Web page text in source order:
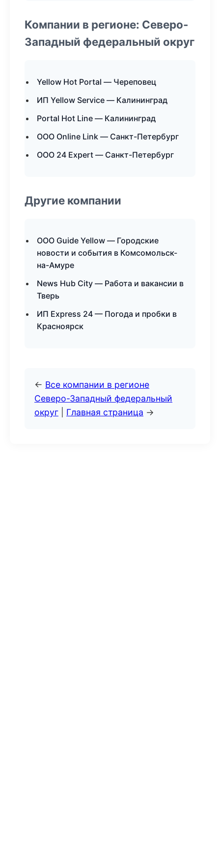
Компании в регионе: Северо-
Западный федеральный округ
Yellow Hot Portal — Череповец
ИП Yellow Service — Калининград
Portal Hot Line — Калининград
ООО Online Link — Санкт-Петербург
ООО 24 Expert — Санкт-Петербург
Другие компании
ООО Guide Yellow — Городские
новости и события в Комсомольск-
на-Амуре
News Hub City — Работа и вакансии в
Тверь
ИП Express 24 — Погода и пробки в
Красноярск
← Все компании в регионе
Северо-Западный федеральный
округ
Главная страница →